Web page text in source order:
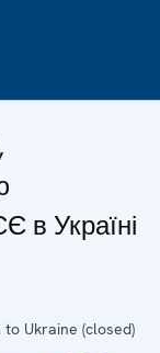
в Україні
Ukraine (closed)